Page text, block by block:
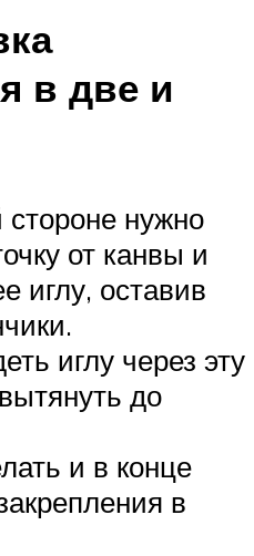
в две и
стороне нужно
от канвы и
иглу, оставив
иглу через эту
до
и в конце
в